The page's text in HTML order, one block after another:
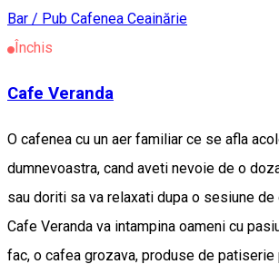
Bar / Pub Cafenea Ceainărie
Închis
Cafe Veranda
O cafenea cu un aer familiar ce se afla
dumnevoastra, cand aveti nevoie de o
sau doriti sa va relaxati dupa o sesiune de
Cafe Veranda va intampina oameni cu
fac, o cafea grozava, produse de